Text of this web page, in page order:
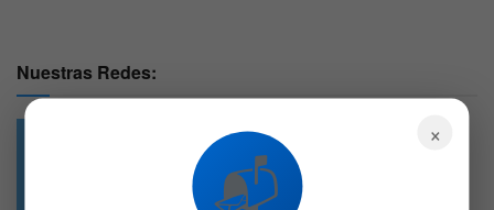
Nuestras Redes:
4.7k
Followers
×
📬